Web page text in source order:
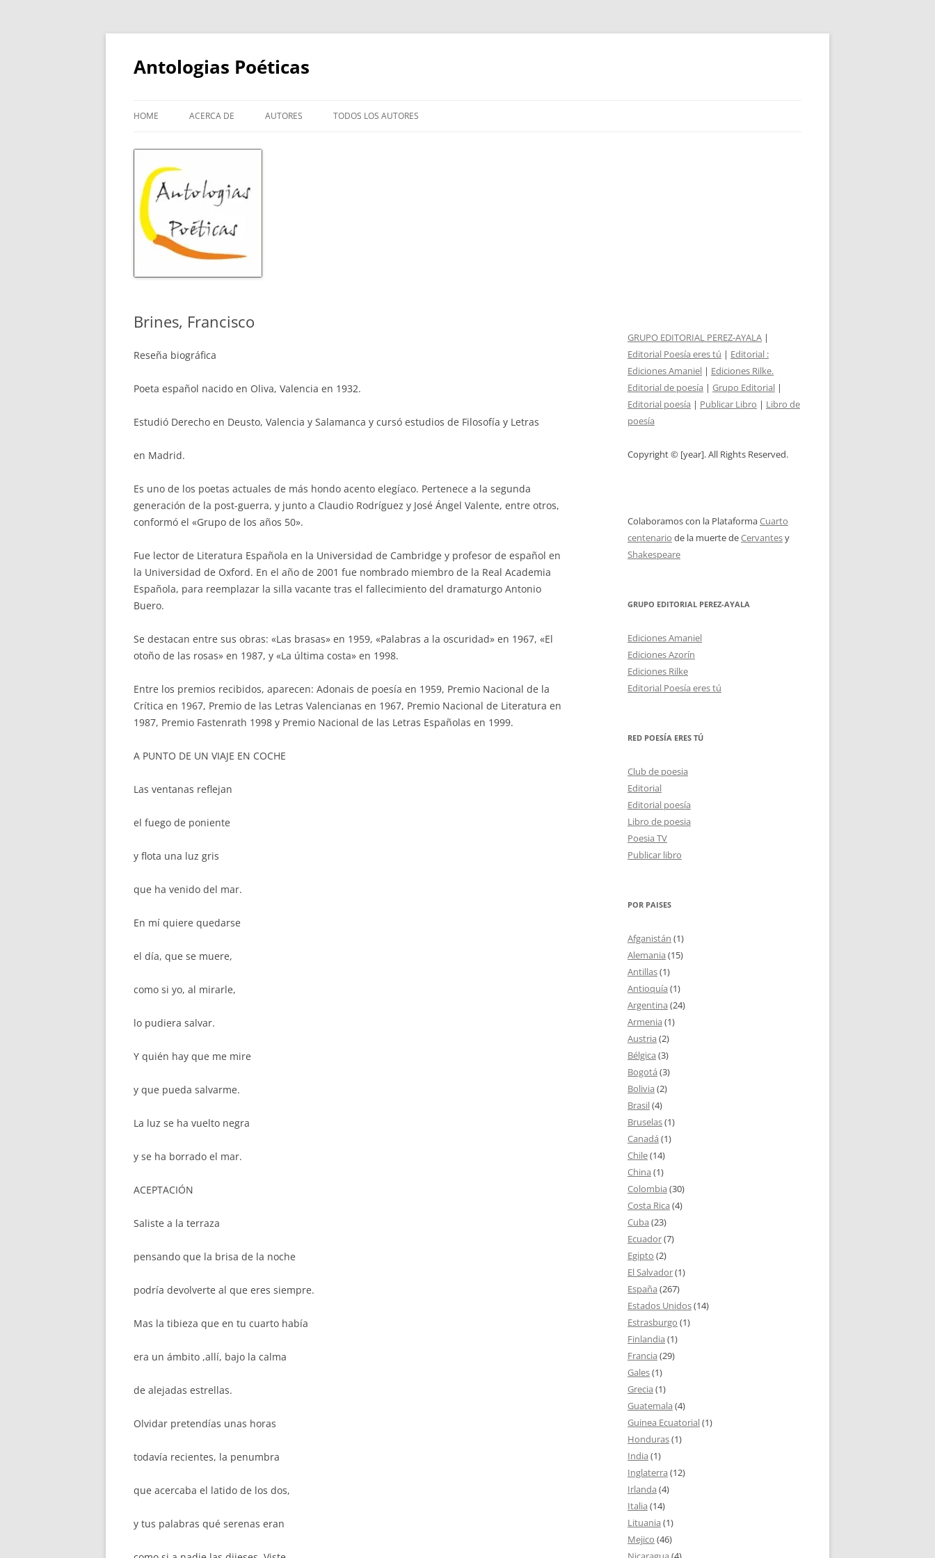
Skip
Antologias Poéticas
HOME ACERCA DE AUTORES TODOS LOS AUTORES
Brines, Francisco
Reseña biográfica
Poeta español nacido en Oliva, Valencia en 1932.
Estudió Derecho en Deusto, Valencia y Salamanca y cursó estudios de Filosofía y Letras
en Madrid.
Es uno de los poetas actuales de más hondo acento elegíaco. Pertenece a la segunda
generación de la post-guerra, y junto a Claudio Rodríguez y José Ángel Valente, entre otros,
conformó el «Grupo de los años 50».
Fue lector de Literatura Española en la Universidad de Cambridge y profesor de español en
la Universidad de Oxford. En el año de 2001 fue nombrado miembro de la Real Academia
Española, para reemplazar la silla vacante tras el fallecimiento del dramaturgo Antonio
Buero.
Se destacan entre sus obras: «Las brasas» en 1959, «Palabras a la oscuridad» en 1967, «El
otoño de las rosas» en 1987, y «La última costa» en 1998.
Entre los premios recibidos, aparecen: Adonais de poesía en 1959, Premio Nacional de la
Crítica en 1967, Premio de las Letras Valencianas en 1967, Premio Nacional de Literatura en
1987, Premio Fastenrath 1998 y Premio Nacional de las Letras Españolas en 1999.
A PUNTO DE UN VIAJE EN COCHE
Las ventanas reflejan
el fuego de poniente
y flota una luz gris
que ha venido del mar.
En mí quiere quedarse
el día, que se muere,
como si yo, al mirarle,
lo pudiera salvar.
Y quién hay que me mire
y que pueda salvarme.
La luz se ha vuelto negra
y se ha borrado el mar.
ACEPTACIÓN
Saliste a la terraza
pensando que la brisa de la noche
podría devolverte al que eres siempre.
Mas la tibieza que en tu cuarto había
era un ámbito ,allí, bajo la calma
de alejadas estrellas.
Olvidar pretendías unas horas
todavía recientes, la penumbra
que acercaba el latido de los dos,
y tus palabras qué serenas eran
GRUPO EDITORIAL PEREZ-AYALA |
Editorial Poesía eres tú | Editorial :
Ediciones Amaniel | Ediciones Rilke.
Editorial de poesía | Grupo Editorial |
Editorial poesía | Publicar Libro | Libro de
poesía
Copyright © [year]. All Rights Reserved.
Colaboramos con la PlataformaCuarto
centenario de la muerte deCervantesy
Shakespeare
GRUPO EDITORIAL PEREZ-AYALA
Ediciones Amaniel
Ediciones Azorín
Ediciones Rilke
Editorial Poesía eres tú
RED POESÍA ERES TÚ
Club de poesia
Editorial
Editorial poesía
Libro de poesia
Poesia TV
Publicar libro
POR PAISES
Afganistán (1)
Alemania (15)
Antillas(1)
Antioquía (1)
Argentina (24)
Armenia (1)
Austria (2)
Bélgica (3)
Bogotá (3)
Bolivia (2)
Brasil(4)
Bruselas(1)
Canadá (1)
Chile(14)
China (1)
Colombia (30)
Costa Rica (4)
Cuba (23)
Ecuador(7)
Egipto (2)
El Salvador(1)
España (267)
Estados Unidos(14)
Estrasburgo (1)
Finlandia (1)
Francia (29)
Gales(1)
Grecia (1)
Guatemala (4)
Guinea Ecuatorial(1)
Honduras(1)
India (1)
Inglaterra (12)
Irlanda (4)
Italia (14)
Lituania (1)
Mejico (46)